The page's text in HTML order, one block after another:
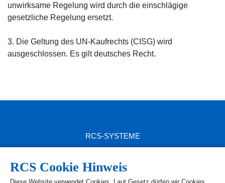
RCS Cookie Hinweis
unwirksame Regelung wird durch die einschlägige
gesetzliche Regelung ersetzt.
3. Die Geltung des UN-Kaufrechts (CISG) wird
ausgeschlossen. Es gilt deutsches Recht.
RCS-SYSTEME